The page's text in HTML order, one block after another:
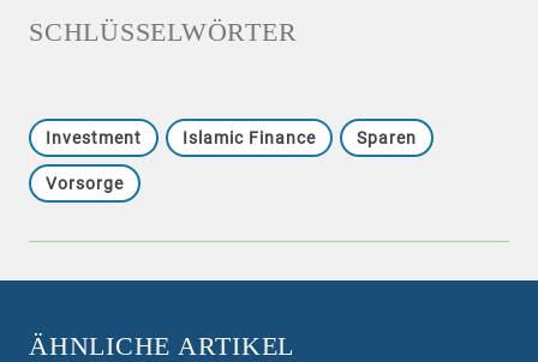
SCHLÜSSELWÖRTER
Investment Islamic Finance Sparen
Vorsorge
ÄHNLICHE ARTIKEL